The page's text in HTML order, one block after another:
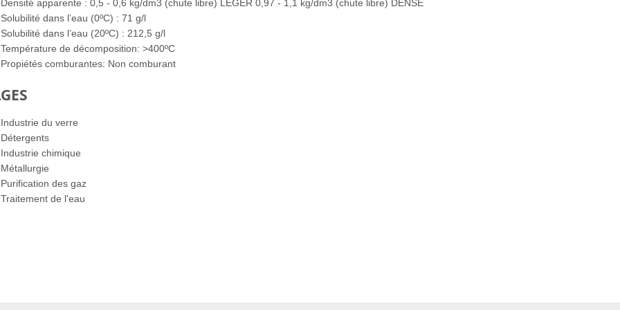
Densité apparente : 0,5 - 0,6 kg/dm3 (chute libre) LÉGER 0,97 - 1,1 kg/dm3 (chute libre) DENSE
Solubilité dans l’eau (0ºC) : 71 g/l
Solubilité dans l’eau (20ºC) : 212,5 g/l
Température de décomposition: >400ºC
Propiétés comburantes: Non comburant
Industrie du verre
Détergents
Industrie chimique
Métallurgie
Purification des gaz
Traitement de l'eau